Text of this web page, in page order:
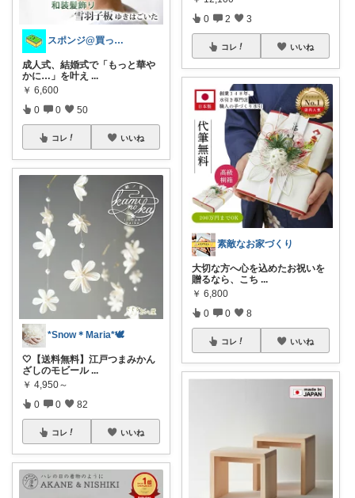
スポンジ@買ってくれてありがとう！
成人式、結婚式で「もっと華や
かに…」を叶え ...
￥ 6,600
0 0 50
コレ いいね
*Snow＊Maria*🕊️
🤍【送料無料】江戸つまみかん
ざしのモビール ...
￥ 4,950～
0 0 82
コレ いいね
0 2 3
コレ いいね
素敵なお家づくり
大切な方へ心を込めたお祝いを
贈るなら、こち ...
￥ 6,800
0 0 8
コレ いいね